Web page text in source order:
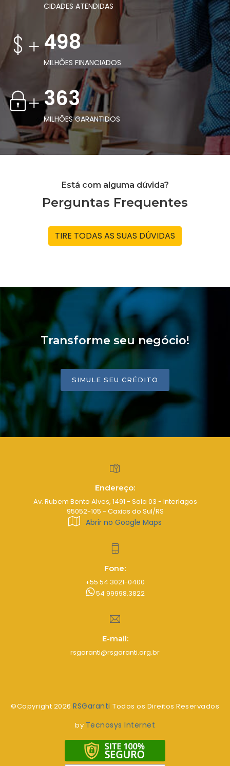
CIDADES ATENDIDAS
+ 498
MILHÕES FINANCIADOS
+363
MILHÕES GARANTIDOS
Está com alguma dúvida?
Perguntas Frequentes
TIRE TODAS AS SUAS DÚVIDAS
Transforme seu negócio!
SIMULE SEU CRÉDITO
Endereço:
Av. Rubem Bento Alves, 1491 - Sala 03 - Interlagos
95052-105 - Caxias do Sul/RS
Abrir no Google Maps
Fone:
+55 54 3021-0400
54 99998.3822
E-mail:
rsgaranti@rsgaranti.org.br
©Copyright 2026 RSGaranti Todos os Direitos Reservados
by Tecnosys Internet